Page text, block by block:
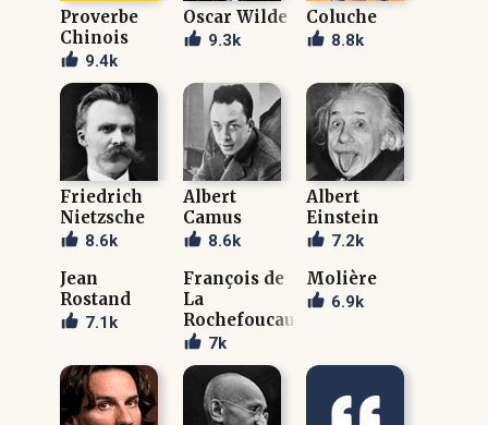
Proverbe
Chinois
9.4k
Oscar Wilde
9.3k
Coluche
8.8k
Friedrich
Nietzsche
8.6k
Albert
Camus
8.6k
Albert
Einstein
7.2k
Jean
Rostand
7.1k
François de
La
Rochefoucauld
7k
Molière
6.9k